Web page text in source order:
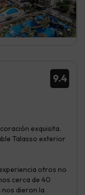
9.4
exquisita.
Talasso exterior
otros no
cerca de 40
nos dieron la